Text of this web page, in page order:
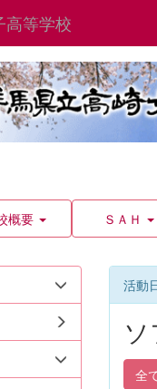
高等学校
概要 ＳＡＨ
活動
全